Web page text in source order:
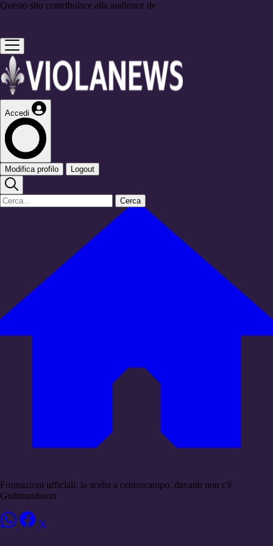
Questo sito contribuisce alla audience de
Accedi
Modifica profilo Logout
Cerca
Formazioni ufficiali: la scelta a centrocampo, davanti non c'è
Gudmundsson